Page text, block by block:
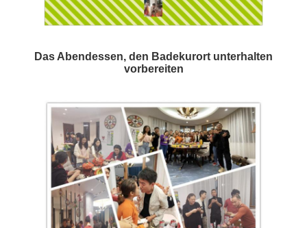
Das Abendessen, den Badekurort unterhalten
vorbereiten